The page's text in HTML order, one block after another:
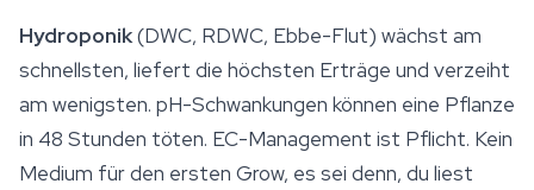
Hydroponik(DWC, RDWC, Ebbe-Flut) wächst am
schnellsten, liefert die höchsten Erträge und verzeiht
am wenigsten. pH-Schwankungen können eine Pflanze
in 48 Stunden töten. EC-Management ist Pflicht. Kein
Medium für den ersten Grow, es sei denn, du liest